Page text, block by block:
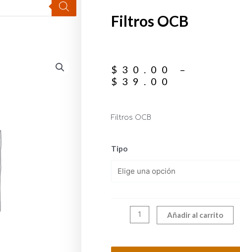
Filtros OCB
$ 30.00
–
$ 39.00
Filtros OCB
Tipo
Añadir al carrito